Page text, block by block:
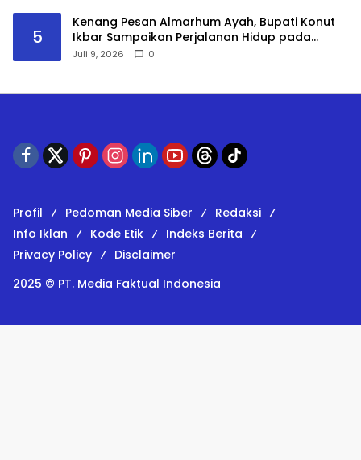
5
Kenang Pesan Almarhum Ayah, Bupati Konut
Ikbar Sampaikan Perjalanan Hidup pada
Sidang Promosi Doktor
Juli 9, 2026 0
Profil Pedoman Media Siber
Redaksi
Info Iklan
Kode Etik
Indeks Berita
Privacy Policy
Disclaimer
2025 © PT. Media Faktual Indonesia